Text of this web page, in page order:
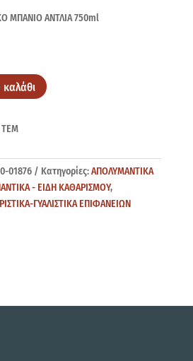
ΜΠΑΝΙΟ ΑΝΤΛΙΑ 750ml
ΤΕΜ
01876 Κατηγορίες:ΑΠΟΛΥΜΑΝΤΙΚΑ
- ΕΙΔΗ ΚΑΘΑΡΙΣΜΟΥ,
ΓΥΑΛΙΣΤΙΚΑ ΕΠΙΦΑΝΕΙΩΝ